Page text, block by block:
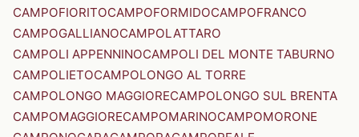
CAMPOFIORITOCAMPOFORMIDOCAMPOFRANCO
CAMPOGALLIANOCAMPOLATTARO
CAMPOLI APPENNINOCAMPOLI DEL MONTE TABURNO
CAMPOLIETOCAMPOLONGO AL TORRE
CAMPOLONGO MAGGIORECAMPOLONGO SUL BRENTA
CAMPOMAGGIORECAMPOMARINOCAMPOMORONE